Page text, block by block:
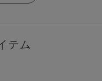
テム